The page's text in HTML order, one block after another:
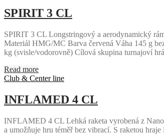
SPIRIT 3 CL
SPIRIT 3 CL Longstringový a aerodynamický
Materiál HMG/MC Barva červená Váha 145 g
kg (svisle/vodorovně) Cílová skupina turnajoví
Read more
Club & Center line
INFLAMED 4 CL
INFLAMED 4 CL Lehká raketa vyrobená z
a umožňuje hru téměř bez vibrací. S raketou